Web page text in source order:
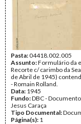
Pasta:04418.002.005
Assunto:Formulário da
Recorte c/ carimbo da
de Abril de 1945)
- Romain Rolland.
Data: 1945
Fundo:DBC -
Jesus Caraça
Tipo Documental:
Página(s): 1